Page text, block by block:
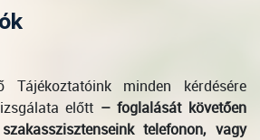
minden kérdésére
előtt – foglalását követően
telefonon, vagy